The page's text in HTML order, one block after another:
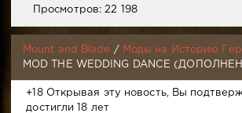
Просмотров: 22 198
Mount and Blade /
Моды на Историю
MOD THE WEDDING DANCE
+18 Открывая эту новость, Вы
достигли 18 лет